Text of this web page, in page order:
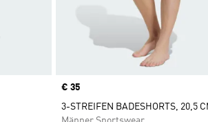
Price
€ 35
3-STREIFEN BADESHORTS, 20,5